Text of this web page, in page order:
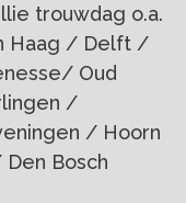
trouwdag o.a.
Haag / Delft /
Oud
/
/ Hoorn
Bosch